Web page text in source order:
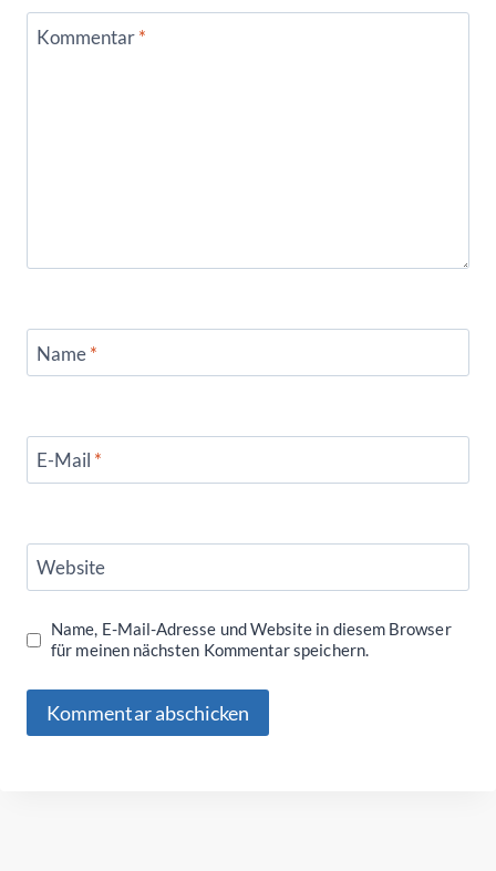
Kommentar*
Name*
E-Mail *
Website
Name, E-Mail-Adresse und Website in diesem Browser
für meinen nächsten Kommentar speichern.